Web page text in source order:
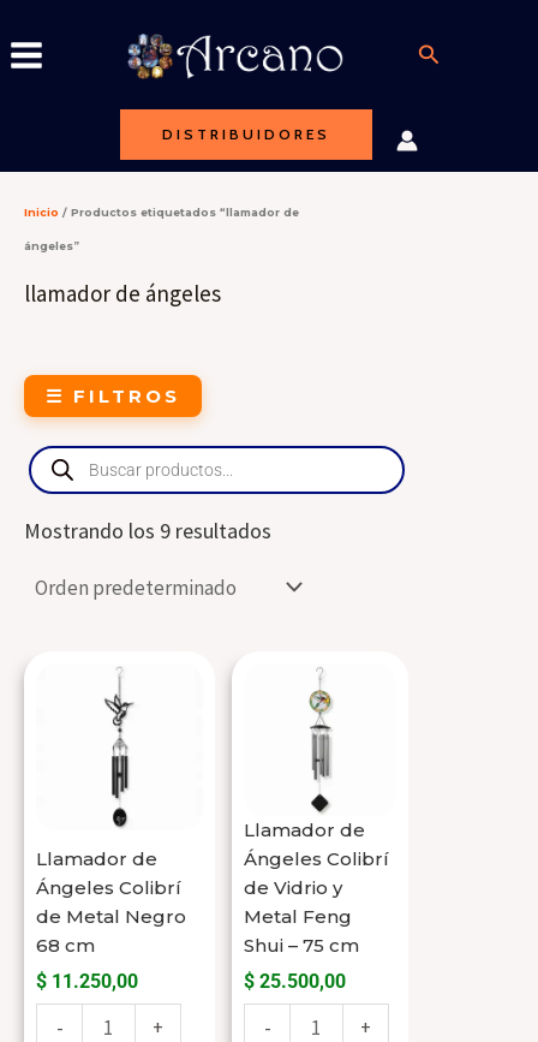
al
Buscar
DISTRIBUIDORES
Inicio / Productos etiquetados “llamador de
ángeles”
llamador de ángeles
☰ FILTROS
Products
search
Mostrando los 9 resultados
Llamador de
Ángeles Colibrí
de Metal Negro
68 cm
$ 11.250,00
-
Negro
68
cm
cantidad
+
Llamador de
Ángeles Colibrí
de Vidrio y
Metal Feng
Shui – 75 cm
$ 25.500,00
-
Llamador
Ángeles
Vidrio
y
Metal
Feng
Shui
-
+